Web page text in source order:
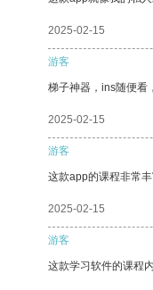
2025-02-15
游客
梯子神器，ins随便看
2025-02-15
游客
这款app的课程非常
2025-02-15
游客
这款学习软件的课程